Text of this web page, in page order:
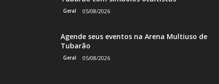
Geral 05/08/2026
Agende seus eventos na Arena Multiuso de
Tubarão
Geral 05/08/2026